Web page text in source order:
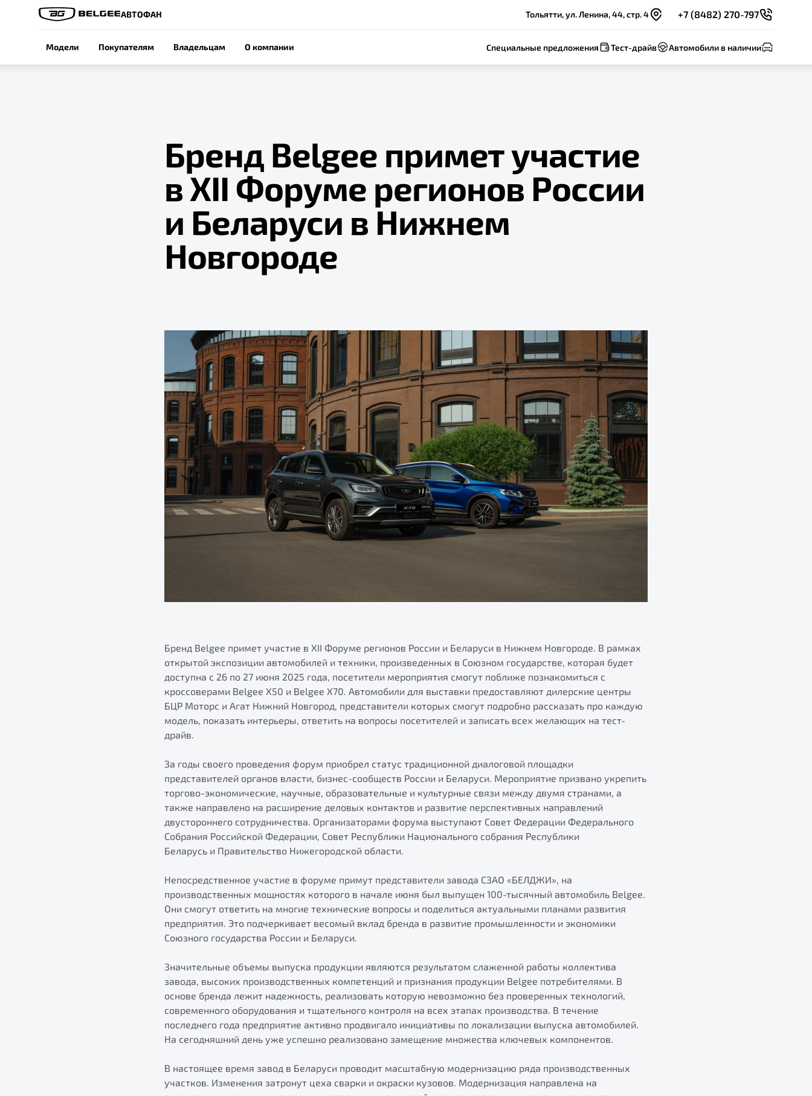
АВТОФАН Тольятти, ул. Ленина, 44, стр. 4 +7 (8482) 270-797
Модели Покупателям Владельцам О компании Специальные предложения Тест-драйв Автомобили в наличии
Бренд Belgee примет участие
в XII Форуме регионов России
и Беларуси в Нижнем
Новгороде
Бренд Belgee примет участие в XII Форуме регионов России и Беларуси в Нижнем Новгороде. В рамках
открытой экспозиции автомобилей и техники, произведенных в Союзном государстве, которая будет
доступна с 26 по 27 июня 2025 года, посетители мероприятия смогут поближе познакомиться с
кроссоверами Belgee X50 и Belgee X70. Автомобили для выставки предоставляют дилерские центры
БЦР Моторс и Агат Нижний Новгород, представители которых смогут подробно рассказать про каждую
модель, показать интерьеры, ответить на вопросы посетителей и записать всех желающих на тест-
драйв.
За годы своего проведения форум приобрел статус традиционной диалоговой площадки
представителей органов власти, бизнес-сообществ России и Беларуси. Мероприятие призвано укрепить
торгово-экономические, научные, образовательные и культурные связи между двумя странами, а
также направлено на расширение деловых контактов и развитие перспективных направлений
двустороннего сотрудничества. Организаторами форума выступают Совет Федерации Федерального
Собрания Российской Федерации, Совет Республики Национального собрания Республики
Беларусь и Правительство Нижегородской области.
Непосредственное участие в форуме примут представители завода СЗАО «БЕЛДЖИ», на
производственных мощностях которого в начале июня был выпущен 100-тысячный автомобиль Belgee.
Они смогут ответить на многие технические вопросы и поделиться актуальными планами развития
предприятия. Это подчеркивает весомый вклад бренда в развитие промышленности и экономики
Союзного государства России и Беларуси.
Значительные объемы выпуска продукции являются результатом слаженной работы коллектива
завода, высоких производственных компетенций и признания продукции Belgee потребителями. В
основе бренда лежит надежность, реализовать которую невозможно без проверенных технологий,
современного оборудования и тщательного контроля на всех этапах производства. В течение
последнего года предприятие активно продвигало инициативы по локализации выпуска автомобилей.
На сегодняшний день уже успешно реализовано замещение множества ключевых компонентов.
В настоящее время завод в Беларуси проводит масштабную модернизацию ряда производственных
участков. Изменения затронут цеха сварки и окраски кузовов. Модернизация направлена на